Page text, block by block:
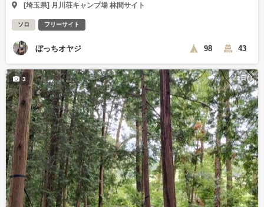
[埼玉県] 月川荘キャンプ場 林間サイト
ソロ フリーサイト
ぼっちオヤジ 98 43
1日前
3